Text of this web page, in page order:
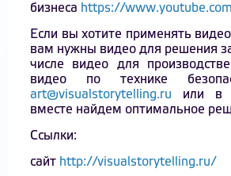
бизнеса https://
Если вы хотите применять
вам нужны видео для решения
числе видео для
видео по технике
art@visualstorytelling.ru или в
вместе найдем оптимальное
Ссылки:
сайт http://visualstorytelling.ru/